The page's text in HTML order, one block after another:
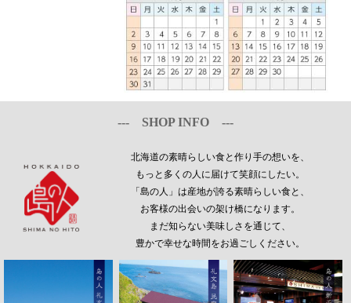
--- SHOP INFO ---
北海道の素晴らしい食と作り手の想いを、
もっと多くの人に届けて笑顔にしたい。
「島の人」は産地が誇る素晴らしい食と、
お客様の出会いの架け橋になります。
まだ知らない美味しさを通じて、
豊かで幸せな時間をお過ごしください。